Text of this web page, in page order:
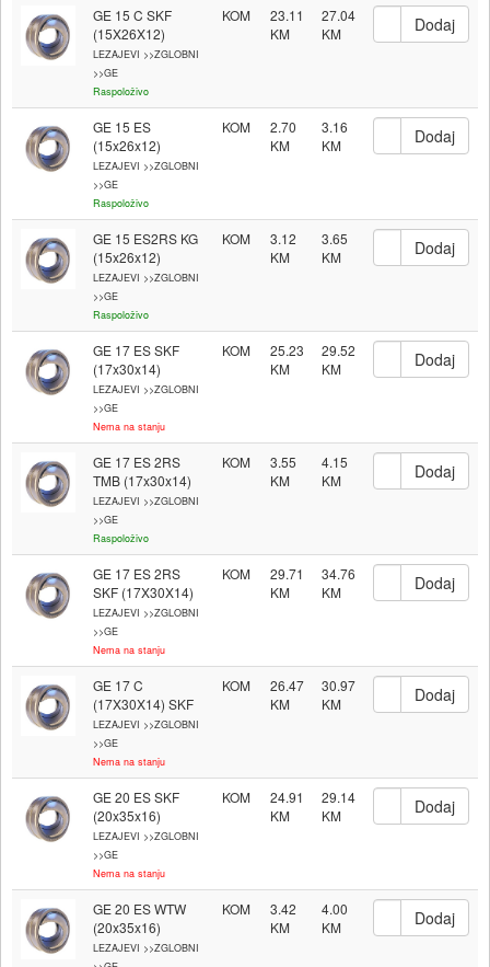
GE 15 C SKF
(15X26X12)
LEZAJEVI >>ZGLOBNI
>>GE
Raspoloživo
KOM 23.11 27.04
GE 15 ES
(15x26x12)
LEZAJEVI >>ZGLOBNI
>>GE
Raspoloživo
KOM 2.70 3.16
GE 15 ES2RS KG
(15x26x12)
LEZAJEVI >>ZGLOBNI
>>GE
Raspoloživo
KOM 3.12 3.65
GE 17 ES SKF
(17x30x14)
LEZAJEVI >>ZGLOBNI
>>GE
Nema na stanju
KOM 25.23 29.52
GE 17 ES 2RS
TMB (17x30x14)
LEZAJEVI >>ZGLOBNI
>>GE
Raspoloživo
KOM 3.55 4.15
GE 17 ES 2RS
SKF (17X30X14)
LEZAJEVI >>ZGLOBNI
>>GE
Nema na stanju
KOM 29.71 34.76
GE 17 C
(17X30X14) SKF
LEZAJEVI >>ZGLOBNI
>>GE
Nema na stanju
KOM 26.47 30.97
GE 20 ES SKF
(20x35x16)
LEZAJEVI >>ZGLOBNI
>>GE
Nema na stanju
KOM 24.91 29.14
GE 20 ES WTW
(20x35x16)
LEZAJEVI >>ZGLOBNI
KOM 3.42 4.00